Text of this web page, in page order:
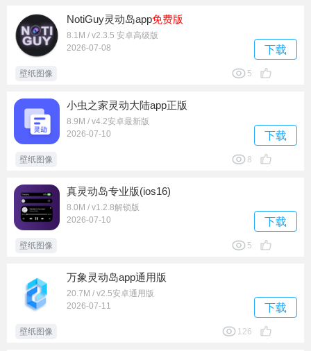
NotiGuy灵动岛app免费版
8.1M / v2.3.5 安卓高级版
2026-07-08
下载
壁纸图像 5
小虫之家灵动大陆app正版
8.9M / v4.2安卓最新版
2026-07-10
下载
壁纸图像 8
真灵动岛专业版(ios16)
8.0M / v1.2.8解锁版
2026-07-10
下载
壁纸图像 5
万象灵动岛app通用版
20.7M / v2.5安卓通用版
2026-07-11
下载
壁纸图像 126